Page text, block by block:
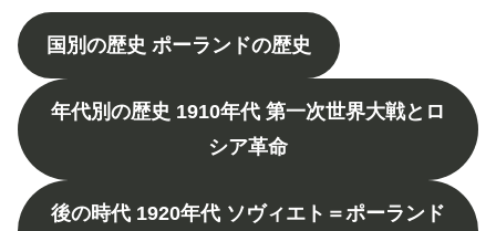
国別の歴史 ポーランドの歴史
年代別の歴史 1910年代 第一次世界大戦とロ
シア革命
後の時代 1920年代 ソヴィエト＝ポーランド